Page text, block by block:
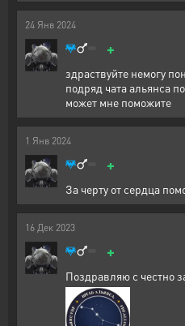
24 Янв 2024
+
здраствуйте немогу
подряд чата альянса
может мне поможите
1 Янв 2024
+
За черту от сердца
16 Дек 2023
+
Поздравляю с честно